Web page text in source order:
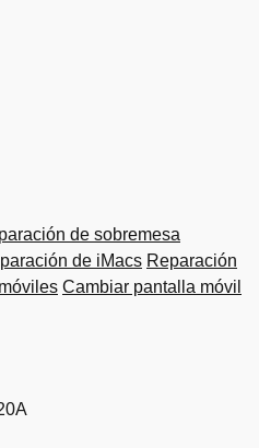
de sobremesa
de iMacs Reparación
Cambiar pantalla móvil